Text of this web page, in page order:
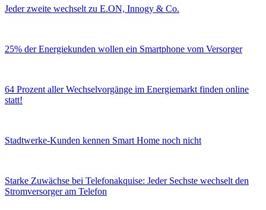
Jeder zweite wechselt zu E.ON, Innogy & Co.
25% der Energiekunden wollen ein Smartphone vom Versorger
64 Prozent aller Wechselvorgänge im Energiemarkt finden online
statt!
Stadtwerke-Kunden kennen Smart Home noch nicht
Starke Zuwächse bei Telefonakquise: Jeder Sechste wechselt den
Stromversorger am Telefon